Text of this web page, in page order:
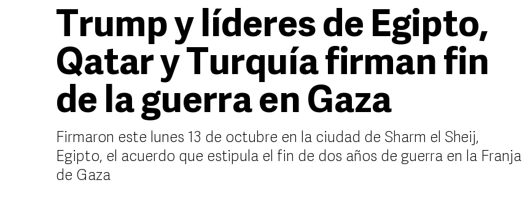
Trump y líderes de Egipto,
Qatar y Turquía firman fin
de la guerra en Gaza
Firmaron este lunes 13 de octubre en la ciudad de Sharm el Sheij,
Egipto, el acuerdo que estipula el fin de dos años de guerra en la Franja
de Gaza